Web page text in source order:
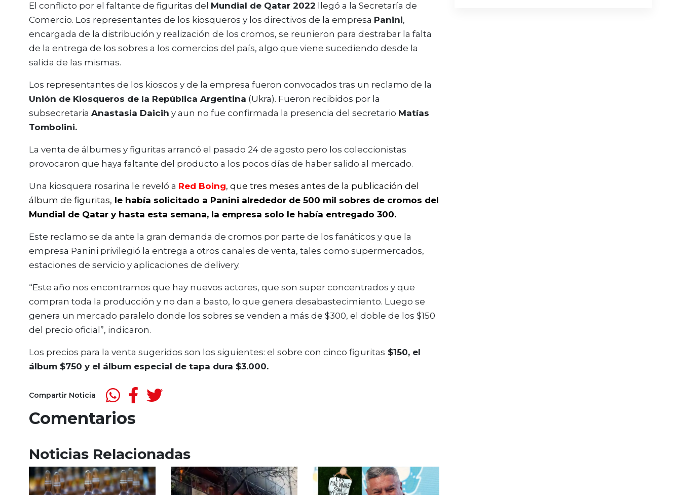
El conflicto por el faltante de figuritas del Mundial de Qatar 2022 llegó a la Secretaría de
Comercio. Los representantes de los kiosqueros y los directivos de la empresa Panini,
encargada de la distribución y realización de los cromos, se reunieron para destrabar la falta
de la entrega de los sobres a los comercios del país, algo que viene sucediendo desde la
salida de las mismas.
Los representantes de los kioscos y de la empresa fueron convocados tras un reclamo de la
Unión de Kiosqueros de la República Argentina (Ukra). Fueron recibidos por la
subsecretaria Anastasia Daicih y aun no fue confirmada la presencia del secretario Matías
Tombolini.
La venta de álbumes y figuritas arrancó el pasado 24 de agosto pero los coleccionistas
provocaron que haya faltante del producto a los pocos días de haber salido al mercado.
Una kiosquera rosarina le reveló a Red Boing, que tres meses antes de la publicación del
álbum de figuritas, le había solicitado a Panini alrededor de 500 mil sobres de cromos del
Mundial de Qatar y hasta esta semana, la empresa solo le había entregado 300.
Este reclamo se da ante la gran demanda de cromos por parte de los fanáticos y que la
empresa Panini privilegió la entrega a otros canales de venta, tales como supermercados,
estaciones de servicio y aplicaciones de delivery.
“Este año nos encontramos que hay nuevos actores, que son super concentrados y que
compran toda la producción y no dan a basto, lo que genera desabastecimiento. Luego se
genera un mercado paralelo donde los sobres se venden a más de $300, el doble de los $150
del precio oficial”, indicaron.
Los precios para la venta sugeridos son los siguientes: el sobre con cinco figuritas $150, el
álbum $750 y el álbum especial de tapa dura $3.000.
Compartir Noticia
Comentarios
Noticias Relacionadas